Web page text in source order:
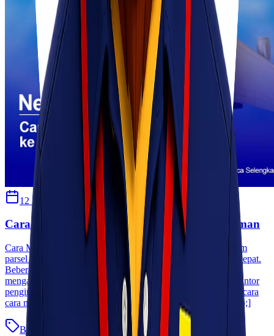
12 Februari 2022 Habibah Auni
Cara Mengirim Barang Keluar Negeri Yang Aman
Cara Mengirim Barang Keluar Negeri Yang Aman – Mengirim
parsel ke luar negeri di zaman modern ini sangat mudah dan cepat.
Beberapa pengiriman juga menawarkan layanan online dan
mengambil barang di rumah. Anda tidak perlu repot lagi ke kantor
pengiriman untuk mengantar barang yang akan dikirim. Berbicara
cara mengirim barang keluar negeri. Kamu perlu tahu [&hellip;]
Blog Baca Selengkapnya